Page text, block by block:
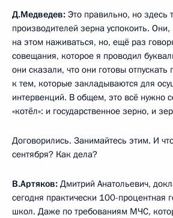
Д.Медведев: Это правильно, но
производителей зерна успокоить.
на этом наживаться, но, ещё раз
совещания, которое я проводил
они сказали, что они готовы
к тем, которые закладываются для
интервенций. В общем, это всё нужно
«котёл»: и государственное зерно, и
Договорились. Занимайтесь этим. И
сентября? Как дела?
В.Артяков: Дмитрий Анатольевич,
сегодня практически 100-процентная
школ. Даже по требованиям МЧС,